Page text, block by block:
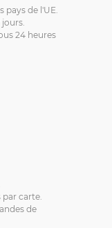
pays de l'UE.
jours.
24 heures
par carte.
de